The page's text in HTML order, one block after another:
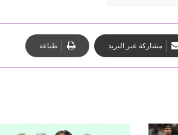
مشاركة عبر البريد طباعة